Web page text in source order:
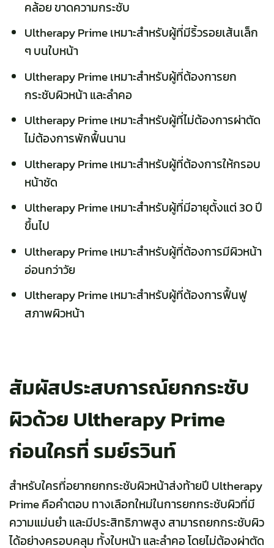
คล้อย ขาดความกระชับ
Ultherapy Prime เหมาะสำหรับผู้ที่มีริ้วรอยเส้นเล็ก
ๆ บนใบหน้า
Ultherapy Prime เหมาะสำหรับผู้ที่ต้องการยก
กระชับผิวหน้า และลำคอ
Ultherapy Prime เหมาะสำหรับผู้ที่ไม่ต้องการผ่าตัด
ไม่ต้องการพักฟื้นนาน
Ultherapy Prime เหมาะสำหรับผู้ที่ต้องการให้กรอบ
หน้าชัด
Ultherapy Prime เหมาะสำหรับผู้ที่มีอายุตั้งแต่ 30 ปี
ขึ้นไป
Ultherapy Prime เหมาะสำหรับผู้ที่ต้องการมีผิวหน้า
อ่อนกว่าวัย
Ultherapy Prime เหมาะสำหรับผู้ที่ต้องการฟื้นฟู
สภาพผิวหน้า
สัมผัสประสบการณ์ยกกระชับ
ผิวด้วย Ultherapy Prime
ก่อนใครที่ รมย์รวินท์
สำหรับใครที่อยากยกกระชับผิวหน้าส่งท้ายปี Ultherapy
Prime คือคำตอบ ทางเลือกใหม่ในการยกกระชับผิวที่มี
ความแม่นยำ และมีประสิทธิภาพสูง สามารถยกกระชับผิว
ได้อย่างครอบคลุม ทั้งใบหน้า และลำคอ โดยไม่ต้องผ่าตัด